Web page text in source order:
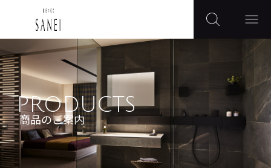
PRODUCTS
商品のご案内